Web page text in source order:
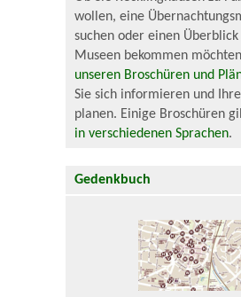
wollen, eine
suchen oder einen Überblick
Museen bekommen
unseren Broschüren und
Sie sich informieren und
planen. Einige Broschüren
in verschiedenen Sprachen.
Gedenkbuch